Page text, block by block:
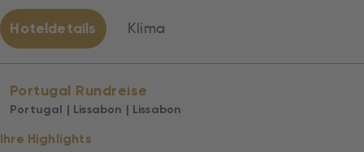
Hoteldetails Klima
Portugal Rundreise
Portugal | Lissabon | Lissabon
Ihre Highlights